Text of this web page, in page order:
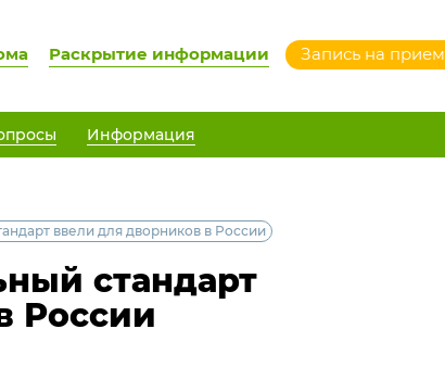
Раскрытие информации Запись на прием
Информация
ввели для дворников в России
стандарт
России